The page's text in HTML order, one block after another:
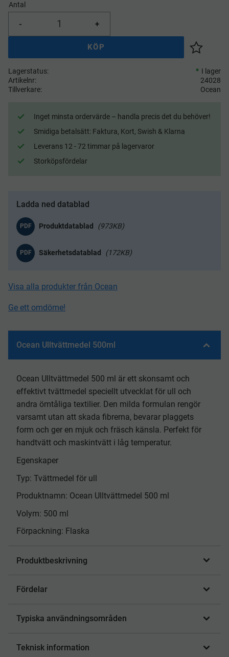
Antal
+
-
KÖP
Lägg till
Lagerstatus
I lager
Artikelnr
24028
Tillverkare
Ocean
Inget minsta ordervärde – handla precis det du behöver!
Smidiga betalsätt: Faktura, Kort, Swish & Klarna
Leverans 12 - 72 timmar på lagervaror
Storköpsfördelar
Ladda ned datablad
PDF 973KB
PDF 172KB
Visa alla produkter från Ocean
Ge ett omdöme!
Ocean Ulltvättmedel 500ml
Ocean Ulltvättmedel 500 ml är ett skonsamt och
effektivt tvättmedel speciellt utvecklat för ull och
andra ömtåliga textilier. Den milda formulan rengör
varsamt utan att skada fibrerna, bevarar plaggets
form och ger en mjuk och fräsch känsla. Perfekt för
handtvätt och maskintvätt i låg temperatur.
Egenskaper
Typ: Tvättmedel för ull
Produktnamn: Ocean Ulltvättmedel 500 ml
Volym: 500 ml
Förpackning: Flaska
Produktbeskrivning
Fördelar
Typiska användningsområden
Teknisk information